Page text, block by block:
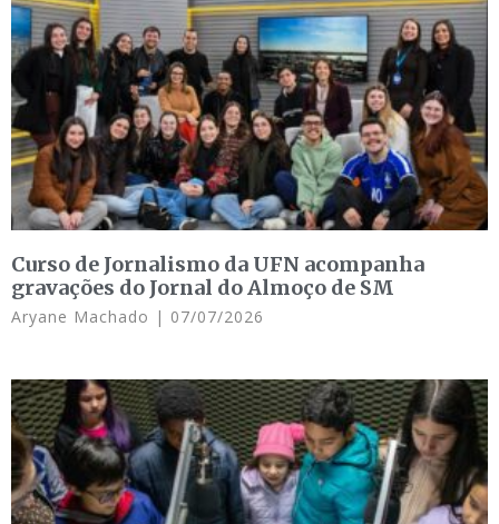
Curso de Jornalismo da UFN acompanha
gravações do Jornal do Almoço de SM
Aryane Machado 07/07/2026